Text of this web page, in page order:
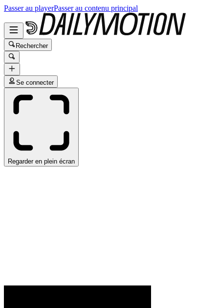
Passer au playerPasser au contenu principal
Rechercher
Se connecter
Regarder en plein écran